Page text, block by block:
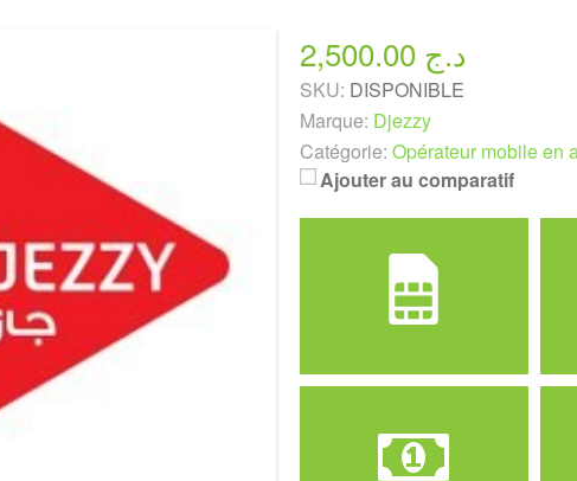
2,500.00 د.ج
SKU: DISPONIBLE
Marque: Djezzy
Catégorie: Opérateur mobile en
Ajouter au comparatif
Operateur
Djezzy